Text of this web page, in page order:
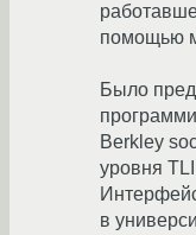
помощью
Было
Berkley
уровня
в